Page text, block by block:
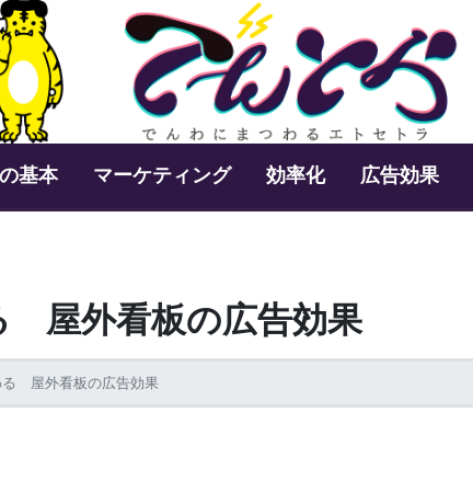
基本 マーケティング 効率化 広告効果
屋外看板の広告効果
る 屋外看板の広告効果